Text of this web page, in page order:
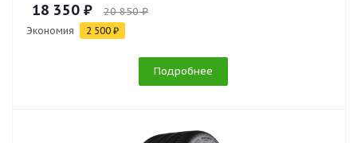
18 350 ₽ 20 850 ₽
Экономия 2 500 ₽
Подробнее